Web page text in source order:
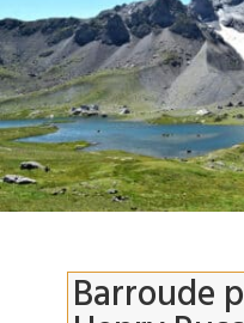
Barroude